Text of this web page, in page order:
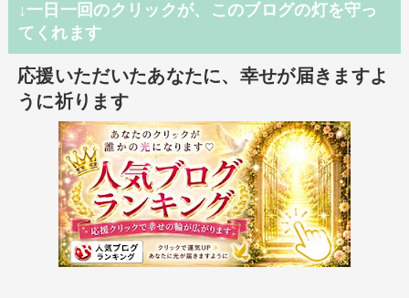
↓一日一回のクリックが、このブログの灯を守っ
てくれます
応援いただいたあなたに、幸せが届きますよ
うに祈ります